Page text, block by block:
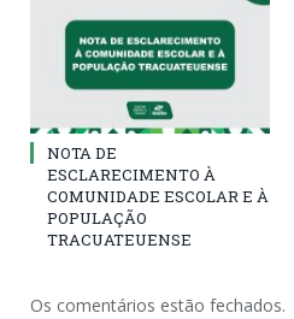
NOTA DE
ESCLARECIMENTO À
COMUNIDADE ESCOLAR E À
POPULAÇÃO
TRACUATEUENSE
Os comentários estão fechados.